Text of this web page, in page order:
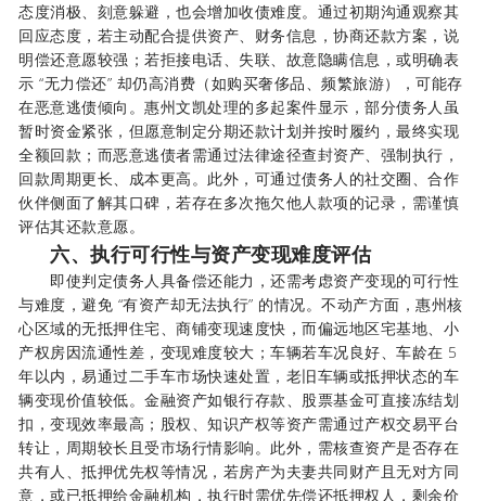
态度消极、刻意躲避，也会增加收债难度。通过初期沟通观察其
回应态度，若主动配合提供资产、财务信息，协商还款方案，说
明偿还意愿较强；若拒接电话、失联、故意隐瞒信息，或明确表
示 “无力偿还” 却仍高消费（如购买奢侈品、频繁旅游），可能存
在恶意逃债倾向。惠州文凯处理的多起案件显示，部分债务人虽
暂时资金紧张，但愿意制定分期还款计划并按时履约，最终实现
全额回款；而恶意逃债者需通过法律途径查封资产、强制执行，
回款周期更长、成本更高。此外，可通过债务人的社交圈、合作
伙伴侧面了解其口碑，若存在多次拖欠他人款项的记录，需谨慎
评估其还款意愿。
六、执行可行性与资产变现难度评估
即使判定债务人具备偿还能力，还需考虑资产变现的可行性
与难度，避免 “有资产却无法执行” 的情况。不动产方面，惠州核
心区域的无抵押住宅、商铺变现速度快，而偏远地区宅基地、小
产权房因流通性差，变现难度较大；车辆若车况良好、车龄在 5
年以内，易通过二手车市场快速处置，老旧车辆或抵押状态的车
辆变现价值较低。金融资产如银行存款、股票基金可直接冻结划
扣，变现效率最高；股权、知识产权等资产需通过产权交易平台
转让，周期较长且受市场行情影响。此外，需核查资产是否存在
共有人、抵押优先权等情况，若房产为夫妻共同财产且无对方同
意，或已抵押给金融机构，执行时需优先偿还抵押权人，剩余价